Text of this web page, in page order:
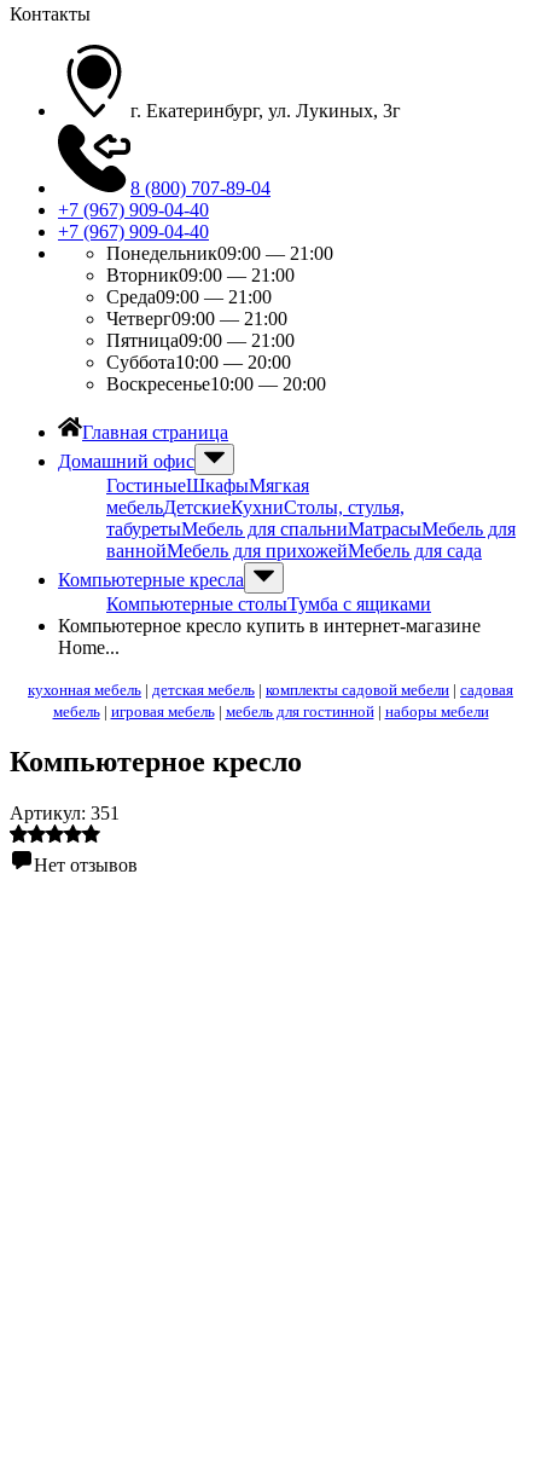
Контакты
г. Екатеринбург, ул. Лукиных, 3г
8 (800) 707-89-04
+7 (967) 909-04-40
+7 (967) 909-04-40
Понедельник09:00 — 21:00
Вторник09:00 — 21:00
Среда09:00 — 21:00
Четверг09:00 — 21:00
Пятница09:00 — 21:00
Суббота10:00 — 20:00
Воскресенье10:00 — 20:00
Главная страница
Домашний офис
ГостиныеШкафыМягкая
мебельДетскиеКухниСтолы, стулья,
табуретыМебель для спальниМатрасыМебель для
ваннойМебель для прихожейМебель для сада
Компьютерные кресла
Компьютерные столыТумба с ящиками
Компьютерное кресло купить в интернет-магазине
Home...
кухонная мебель | детская мебель | комплекты садовой мебели | садовая
мебель| игровая мебель| мебель для гостинной| наборы мебели
Компьютерное кресло
Артикул: 351
Нет отзывов